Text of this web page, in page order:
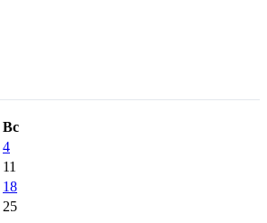
Вс
4
11
18
25